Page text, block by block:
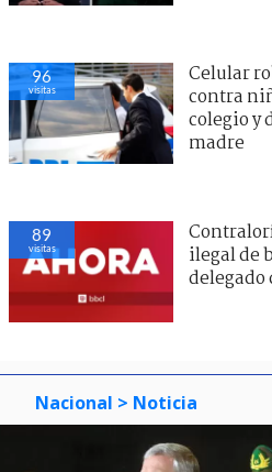
96
visitas
Celular
contra
colegio y
madre
89
visitas
ilegal de
delegado
Nacional > Noticia